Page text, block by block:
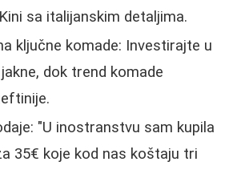
sa italijanskim detaljima.
ključne komade: Investirajte u
dok trend komade
"U inostranstvu sam kupila
35€ koje kod nas koštaju tri